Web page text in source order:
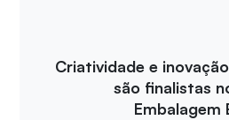
Criatividade e
são finalistas
Embalagem